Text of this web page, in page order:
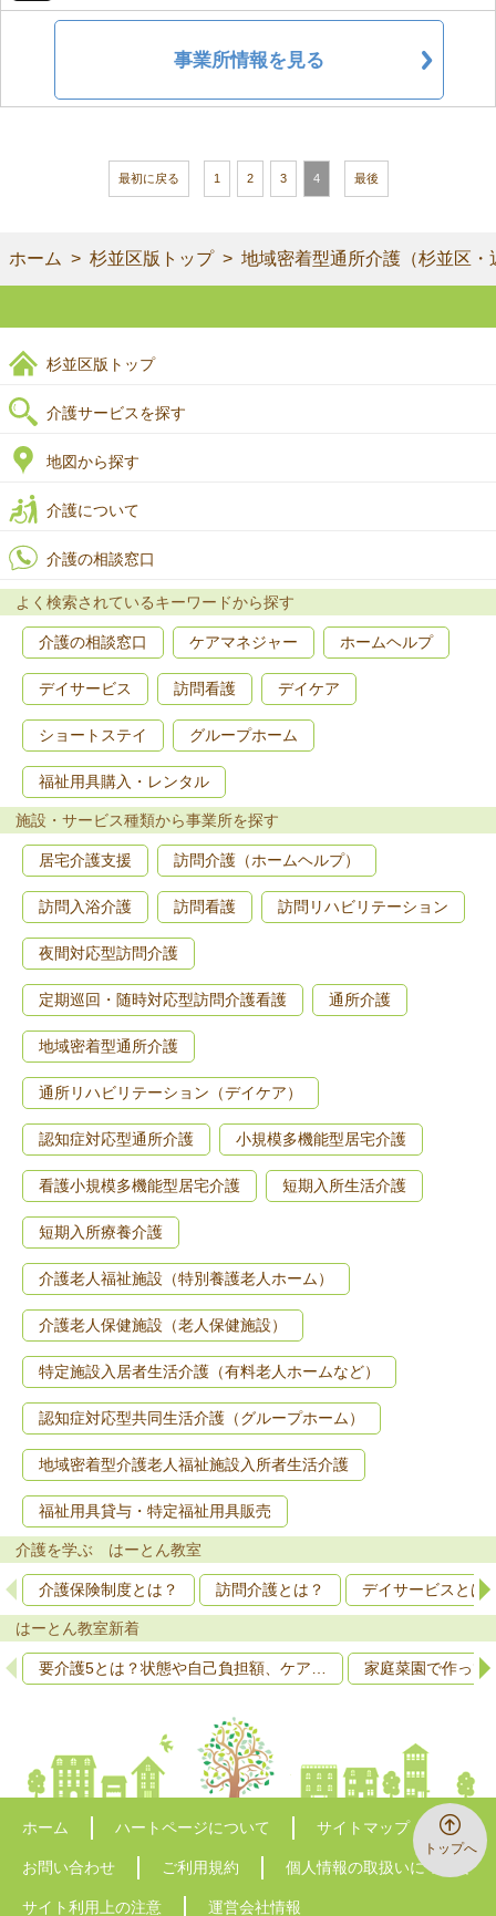
事業所情報を見る
最初に戻る 1 2 3 4 最後
ホーム 杉並区版トップ 地域密着型通所介護（杉並区・
トップへ
杉並区版トップ
介護サービスを探す
地図から探す
介護について
介護の相談窓口
よく検索されているキーワードから探す
介護の相談窓口 ケアマネジャー ホームヘルプ
デイサービス 訪問看護 デイケア
ショートステイ グループホーム
福祉用具購入・レンタル
施設・サービス種類から事業所を探す
居宅介護支援 訪問介護（ホームヘルプ）
訪問入浴介護 訪問看護 訪問リハビリテーション
夜間対応型訪問介護
定期巡回・随時対応型訪問介護看護 通所介護
地域密着型通所介護
通所リハビリテーション（デイケア）
認知症対応型通所介護 小規模多機能型居宅介護
看護小規模多機能型居宅介護 短期入所生活介護
短期入所療養介護
介護老人福祉施設（特別養護老人ホーム）
介護老人保健施設（老人保健施設）
特定施設入居者生活介護（有料老人ホームなど）
認知症対応型共同生活介護（グループホーム）
地域密着型介護老人福祉施設入所者生活介護
福祉用具貸与・特定福祉用具販売
介護を学ぶ はーとん教室
介護保険制度とは？ 訪問介護とは？ デイサービスとは
はーとん教室新着
要介護5とは？状態や自己負担額、ケア… 家庭菜園で作っ
ホーム ハートページについて サイトマップ
お問い合わせ ご利用規約 個人情報の取扱いについて
サイト利用上の注意 運営会社情報